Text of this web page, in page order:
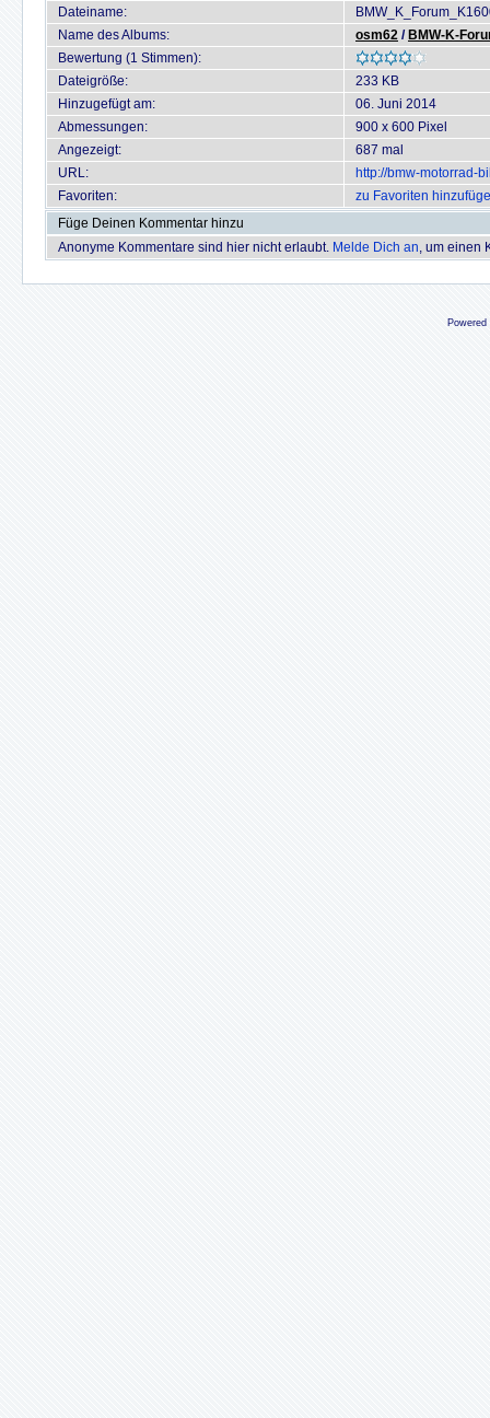
Dateiname:
Name des Albums:
osm62 / BMW-K-
Bewertung (1 Stimmen):
Dateigröße:
233 KB
Hinzugefügt am:
06. Juni 2014
Abmessungen:
900 x 600 Pixel
Angezeigt:
687 mal
URL:
http://bmw-motorrad-
Favoriten:
zu Favoriten
Füge Deinen Kommentar hinzu
Anonyme Kommentare sind hier nicht erlaubt. Melde Dich an, um einen